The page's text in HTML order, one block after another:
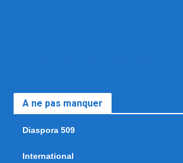
A ne pas manquer
Diaspora 509
International